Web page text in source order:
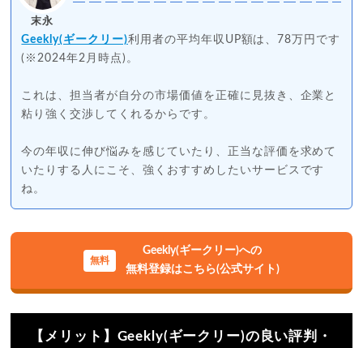
末永
Geekly(ギークリー)利用者の平均年収UP額は、78万円です
(※2024年2月時点)。
これは、担当者が自分の市場価値を正確に見抜き、企業と
粘り強く交渉してくれるからです。
今の年収に伸び悩みを感じていたり、正当な評価を求めて
いたりする人にこそ、強くおすすめしたいサービスです
ね。
Geekly(ギークリー)への
無料登録はこちら(公式サイト)
【メリット】Geekly(ギークリー)の良い評判・